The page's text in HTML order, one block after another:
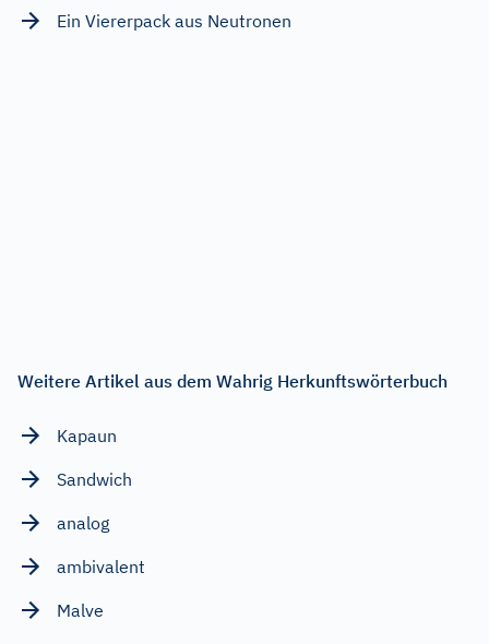
Ein Viererpack aus Neutronen
Weitere Artikel aus dem Wahrig Herkunftswörterbuch
Kapaun
Sandwich
analog
ambivalent
Malve